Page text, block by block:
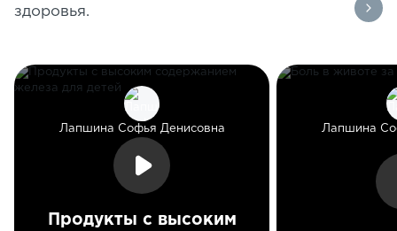
здоровья.
Лапшина Софья Денисовна
Продукты с высоким
Лапшина